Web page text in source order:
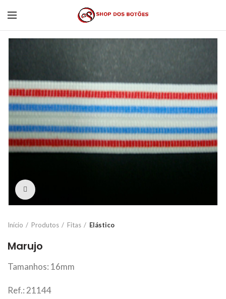
Início Produtos Fitas Elástico
Marujo
Tamanhos: 16mm
Ref.: 21144